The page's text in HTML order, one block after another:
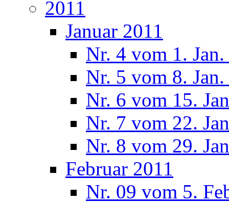
2011
Januar 2011
Nr. 4 vom 1.
Nr. 5 vom 8.
Nr. 6 vom 15.
Nr. 7 vom 22.
Nr. 8 vom 29.
Februar 2011
Nr. 09 vom 5.